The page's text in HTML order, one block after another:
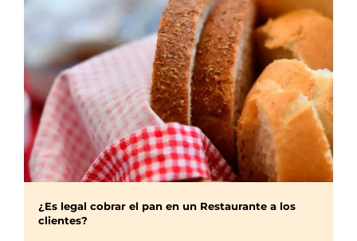
¿Es legal cobrar el pan en un Restaurante a los
clientes?